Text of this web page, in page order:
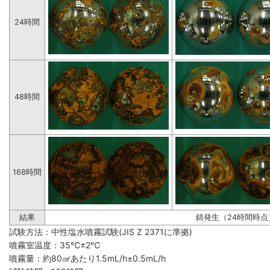
24時間
48時間
168時間
結果 錆発生（24時間時点
試験方法：中性塩水噴霧試験(JIS Z 2371に準拠)
噴霧室温度：35℃±2℃
噴霧量：約80㎠あたり1.5mL/h±0.5mL/h